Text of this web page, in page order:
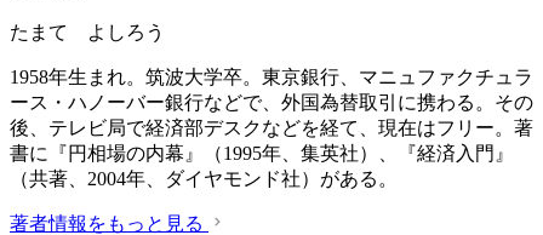
たまて よしろう
1958年生まれ。筑波大学卒。東京銀行、マニュファクチュラ
ース・ハノーバー銀行などで、外国為替取引に携わる。その
後、テレビ局で経済部デスクなどを経て、現在はフリー。著
書に『円相場の内幕』（1995年、集英社）、『経済入門』
（共著、2004年、ダイヤモンド社）がある。
著者情報をもっと見る